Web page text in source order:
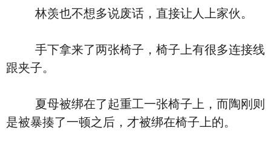
林羡也不想多说废话，直接让人上家伙。
手下拿来了两张椅子，椅子上有很多连接线
跟夹子。
夏母被绑在了起重工一张椅子上，而陶刚则
是被暴揍了一顿之后，才被绑在椅子上的。